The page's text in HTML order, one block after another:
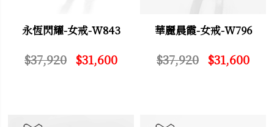
永恆閃耀-女戒-W843
$37,920 $31,600
華麗晨霞-女戒-W796
$37,920 $31,600